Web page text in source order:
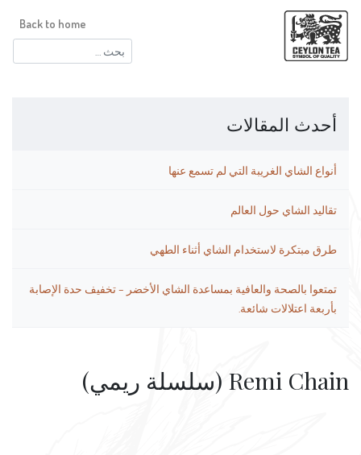
البحث
عن:
Back to home
أحدث المقالات
أنواع الشاي الغريبة التي لم تسمع عنها
تقاليد الشاي حول العالم
طرق مبتكرة لاستخدام الشاي أثناء الطهي
تمتعوا بالصحة والعافية بمساعدة الشاي الأخضر – تخفيف حدة الإصابة
بأربعة اعتلالات شائعة.
Remi Chain (سلسلة ريمي)